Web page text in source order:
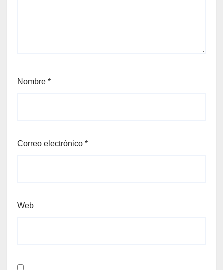
Nombre *
Correo electrónico *
Web